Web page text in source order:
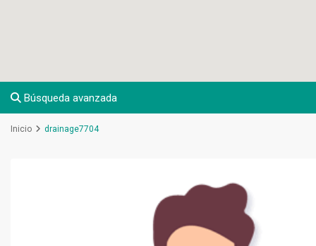
Búsqueda avanzada
Inicio drainage7704